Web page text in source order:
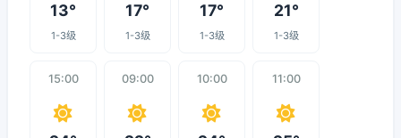
13°
1-3级
17°
1-3级
17°
1-3级
21°
1-3级
15:00 09:00 10:00 11:00